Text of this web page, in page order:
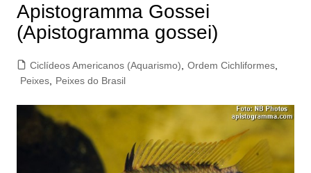
Apistogramma Gossei
(Apistogramma gossei)
Ciclídeos Americanos (Aquarismo) Ordem Cichliformes,
Peixes, Peixes do Brasil